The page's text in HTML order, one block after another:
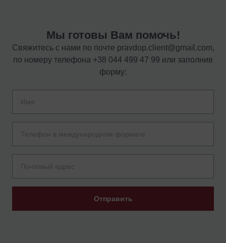
Мы готовы Вам помочь!
Свяжитесь с нами по почте pravdop.client@gmail.com,
по номеру телефона +38 044 499 47 99 или заполнив
форму:
Отправить